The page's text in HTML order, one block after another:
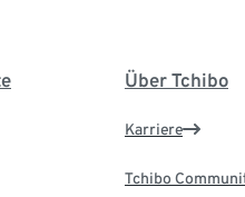
Über Tchibo
Karriere
Tchibo